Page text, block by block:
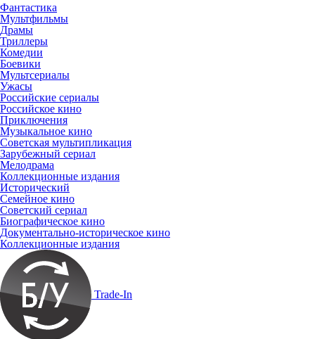
Фантастика
Мультфильмы
Драмы
Триллеры
Комедии
Боевики
Мультсериалы
Ужасы
Российские сериалы
Российское кино
Приключения
Музыкальное кино
Советская мультипликация
Зарубежный сериал
Мелодрама
Коллекционные издания
Исторический
Семейное кино
Советский сериал
Биографическое кино
Документально-историческое кино
Коллекционные издания
Trade-In